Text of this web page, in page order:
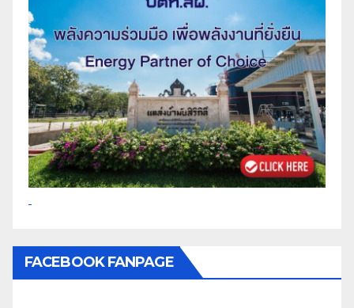
FACEBOOK FANPAGE